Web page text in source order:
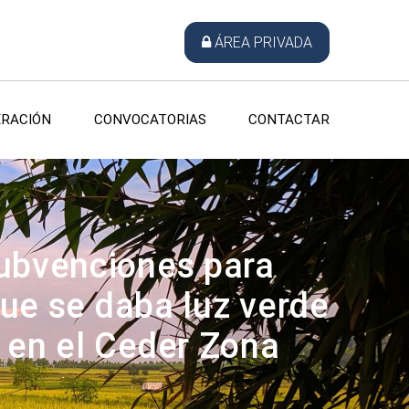
ÁREA PRIVADA
CONVOCATORIAS CONTACTAR
para
se daba luz verde
el Ceder Zona